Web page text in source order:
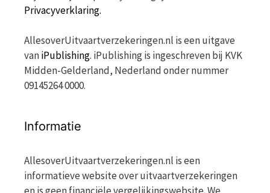
Privacyverklaring.
AllesoverUitvaartverzekeringen.nl is een uitgave
vaniPublishing. iPublishing is ingeschreven bij KVK
Midden-Gelderland, Nederland onder nummer
09145264 0000.
Informatie
AllesoverUitvaartverzekeringen.nl is een
informatieve website over uitvaartverzekeringen